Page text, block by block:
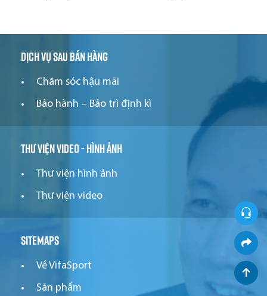
Dịch vụ sau bán hàng
Chăm sóc hậu mãi
Bảo hành – Bảo trì định kì
Thư viện video - hình ảnh
Thư viện hình ảnh
Thư viện video
Sitemaps
Về VifaSport
Sản phẩm